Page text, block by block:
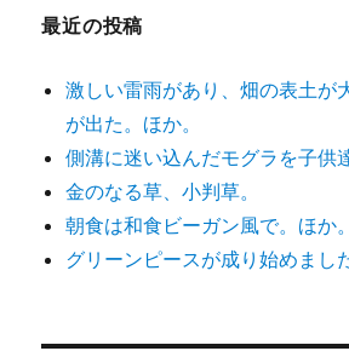
最近の投稿
激しい雷雨があり、畑の表土が
が出た。ほか。
側溝に迷い込んだモグラを子供
金のなる草、小判草。
朝食は和食ビーガン風で。ほか。
グリーンピースが成り始めまし